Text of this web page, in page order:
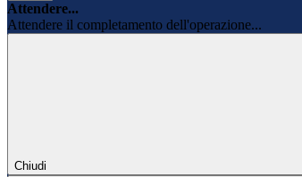
Attendere...
Attendere il completamento dell'operazione...
Chiudi